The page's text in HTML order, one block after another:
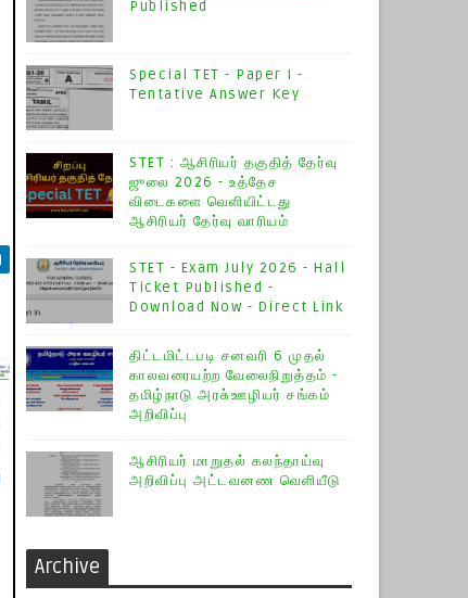
Published
Special TET - Paper I -
Tentative Answer Key
STET : ஆசிரியர் தகுதித் தேர்வு
ஜுலை 2026 - உத்தேச
விடைகளை வெளியிட்டது
ஆசிரியர் தேர்வு வாரியம்
STET - Exam July 2026 - Hall
Ticket Published -
Download Now - Direct Link
திட்டமிட்டபடி சனவரி 6 முதல்
காலவரையற்ற வேலைநிறுத்தம் -
தமிழ்நாடு அரசு்ஊழியர் சங்கம்
அறிவிப்பு
ஆசிரியர் மாறுதல் கலந்தாய்வு
அறிவிப்பு அட்டவனண வெளியீடு
Archive